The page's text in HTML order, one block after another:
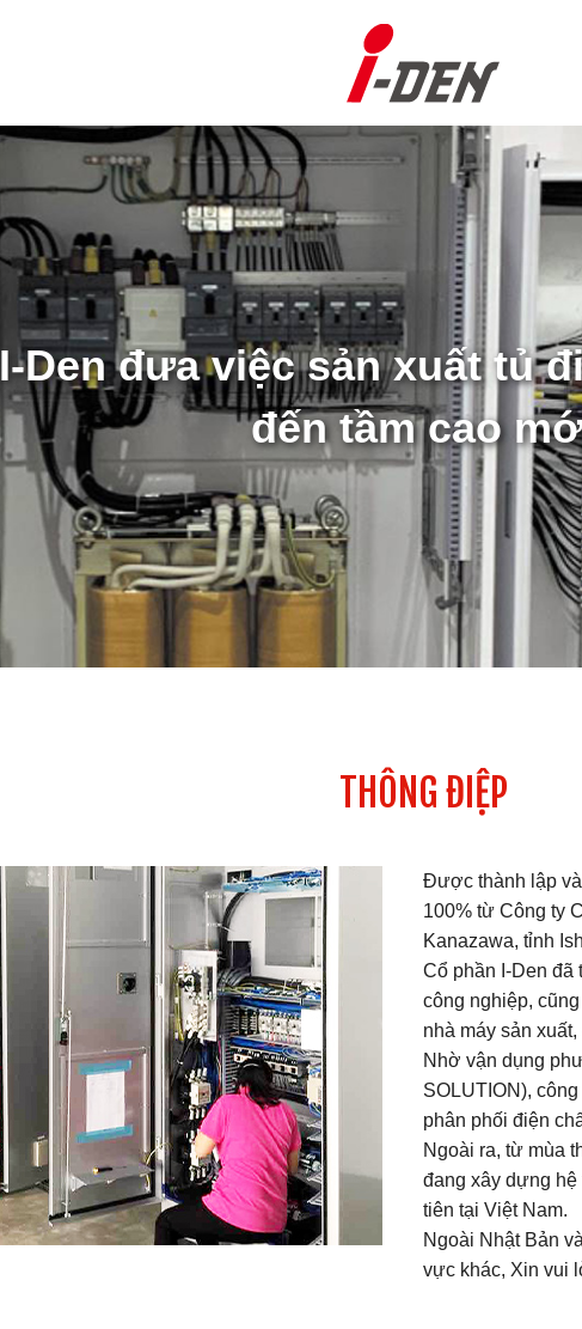
I-Den đưa việc sản xuất tủ
đến tầm cao
THÔNG ĐIỆP
Được thành lập
100% từ Công ty
Kanazawa, tỉnh
Cổ phần I-Den đã
công nghiệp,
nhà máy sản
Nhờ vận dụng
SOLUTION),
phân phối điện
Ngoài ra, từ mùa
đang xây dựng hệ
tiên tại Việt Nam.
Ngoài Nhật Bản
vực khác, Xin vui